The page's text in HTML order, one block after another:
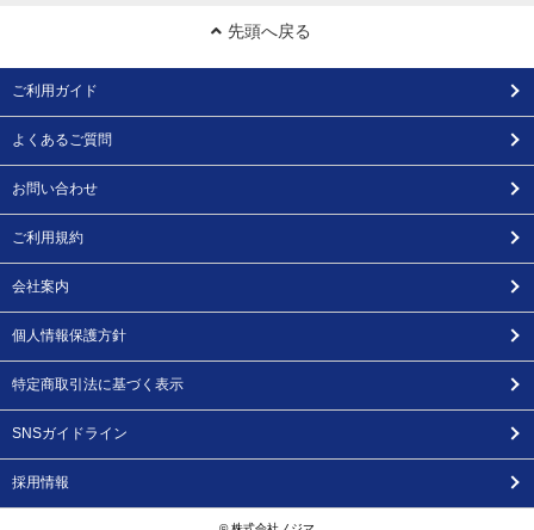
先頭へ戻る
ご利用ガイド
よくあるご質問
お問い合わせ
ご利用規約
会社案内
個人情報保護方針
特定商取引法に基づく表示
SNSガイドライン
採用情報